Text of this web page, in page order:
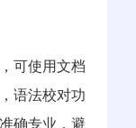
可使用文档
语法校对功
确专业，避